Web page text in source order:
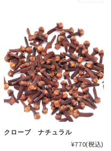
クローブ ナチュラル
¥770(税込)